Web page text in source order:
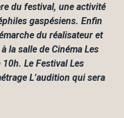
du festival, une activité
gaspésiens. Enfin
du réalisateur et
la salle de Cinéma Les
10h. Le Festival Les
L’audition qui sera